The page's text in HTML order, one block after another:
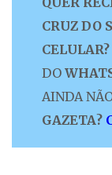
CRUZ DO
CELULAR?
DO
AINDA
GAZETA?